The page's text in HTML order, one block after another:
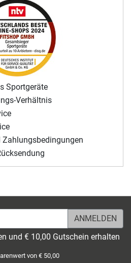
Sportgeräte
Verhältnis
Zahlungsbedingungen
und € 10,00 Gutschein erhalten
von € 50,00